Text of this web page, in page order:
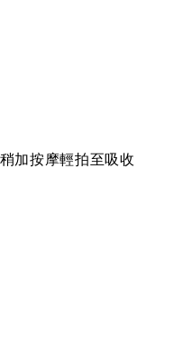
加按摩輕拍至吸收